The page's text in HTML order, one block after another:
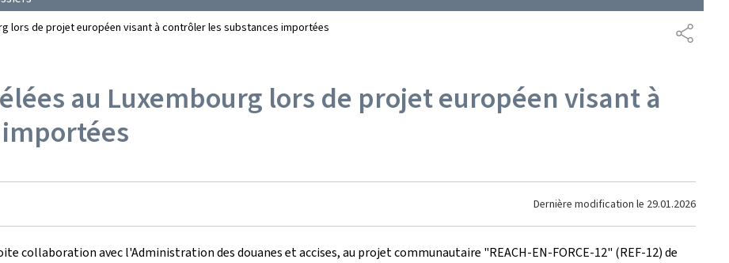
lors de projet européen visant à contrôler les substances importées
au Luxembourg lors de projet européen visant à
Dernière modification le 29.01.2026
collaboration avec l'Administration des douanes et accises, au projet communautaire "REACH-EN-FORCE-12" (REF-12) de